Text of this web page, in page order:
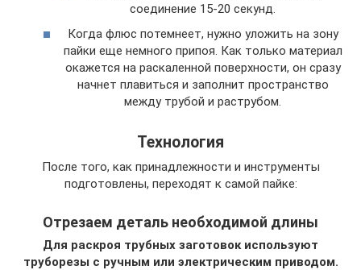
соединение 15-20 секунд.
Когда флюс потемнеет, нужно уложить на зону
пайки еще немного припоя. Как только материал
окажется на раскаленной поверхности, он сразу
начнет плавиться и заполнит пространство
между трубой и раструбом.
Технология
После того, как принадлежности и инструменты
подготовлены, переходят к самой пайке:
Отрезаем деталь необходимой длины
Для раскроя трубных заготовок используют
труборезы с ручным или электрическим приводом.